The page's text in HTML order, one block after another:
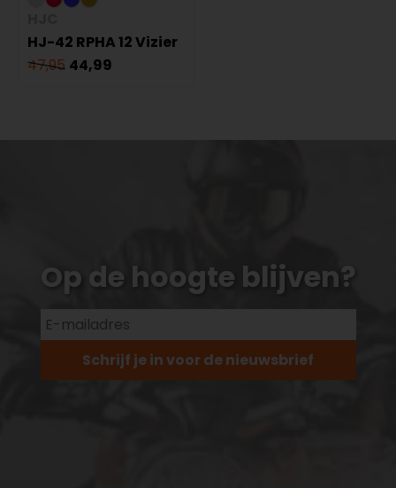
HJ-42 RPHA 12 Vizier
47,95 44,99
Op de hoogte blijven?
Schrijf je in voor de nieuwsbrief